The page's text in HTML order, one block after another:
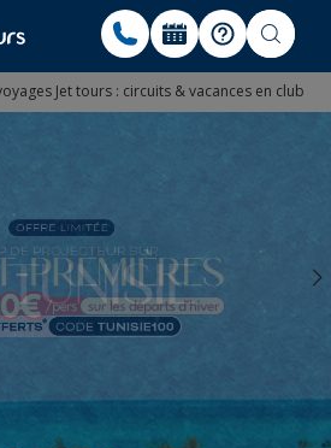
Jet tours : circuits & vacances en club